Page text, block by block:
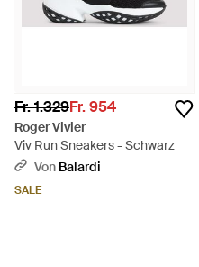
Fr. 1.329Fr. 954
Roger Vivier
Viv Run Sneakers - Schwarz
Von Balardi
SALE